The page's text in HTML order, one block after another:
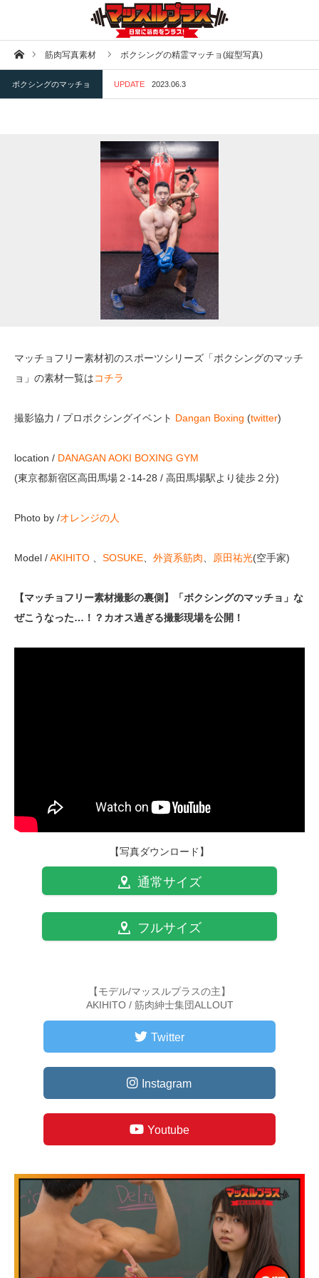
ホーム筋肉写真素材 ボクシングの精霊マッチョ(縦型写真)
ボクシングのマッチョ UPDATE 2023.06.3
マッチョフリー素材初のスポーツシリーズ「ボクシングのマッチ
ョ」の素材一覧はコチラ
撮影協力 / プロボクシングイベント Dangan Boxing (twitter)
location / DANAGAN AOKI BOXING GYM
(東京都新宿区高田馬場２-14-28 / 高田馬場駅より徒歩２分)
Photo by /オレンジの人
Model /AKIHITO SOSUKE 外資系筋肉 原田祐光(空手家)
【マッチョフリー素材撮影の裏側】「ボクシングのマッチョ」な
ぜこうなった…！？カオス過ぎる撮影現場を公開！
【写真ダウンロード】
通常サイズ
フルサイズ
【モデル/マッスルプラスの主】
AKIHITO / 筋肉紳士集団ALLOUT
Twitter
Instagram
Youtube